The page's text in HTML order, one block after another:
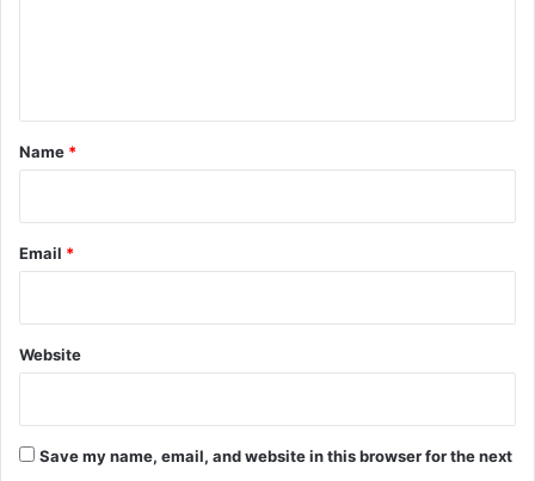
*
Name *
Email *
Website
Save my name, email, and website in this browser for the next